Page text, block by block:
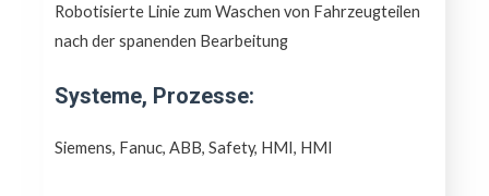
Robotisierte Linie zum Waschen von Fahrzeugteilen
nach der spanenden Bearbeitung
Systeme, Prozesse:
Siemens, Fanuc, ABB, Safety, HMI, HMI